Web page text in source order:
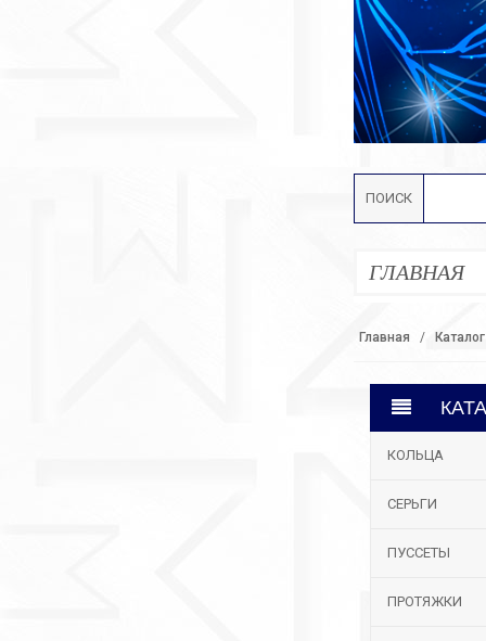
ПОИСК
ГЛАВНАЯ
Главная Каталог
КОЛЬЦА
СЕРЬГИ
ПУССЕТЫ
ПРОТЯЖКИ